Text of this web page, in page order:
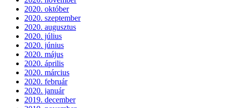
2020. október
2020. szeptember
2020. augusztus
2020. július
2020. június
2020. május
2020. április
2020. március
2020. február
2020. január
2019. december